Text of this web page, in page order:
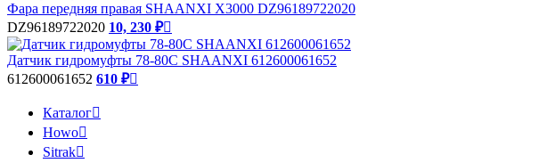
Фара передняя правая SHAANXI Х3000 DZ96189722020
DZ96189722020 10, 230 ₽
Датчик гидромуфты 78-80C SHAANXI 612600061652
612600061652 610 ₽
Каталог
Howo
Sitrak